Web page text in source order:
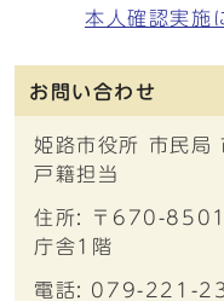
本人確認実施
お問い合わせ
姫路市役所 市民局
戸籍担当
住所: 〒670-8501
庁舎1階
電話: 079-221-